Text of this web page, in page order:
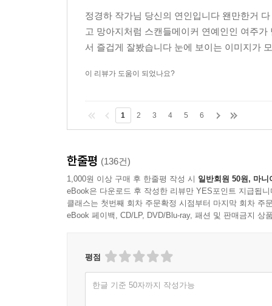
정경하 작가님 당신의 연인입니다 왠만한거
고 망아지처럼 스캔들메이커 연예인인 여주
서 즐겁게 잘봤습니다 눈에 보이는 이미지가
이 리뷰가 도움이 되었나요?
1 2 3 4 5 6
한줄평 (136건)
1,000원 이상 구매 후 한줄평 작성 시 일반회원 50원, 마니
eBook은 다운로드 후 작성한 리뷰만 YES포인트 지급됩니
클래스는 첫번째 회차 주문확정 시점부터 마지막 회차 주
eBook 페이백, CD/LP, DVD/Blu-ray, 패션 및 판매금지 상
평점
한글 기준 50자까지 작성가능